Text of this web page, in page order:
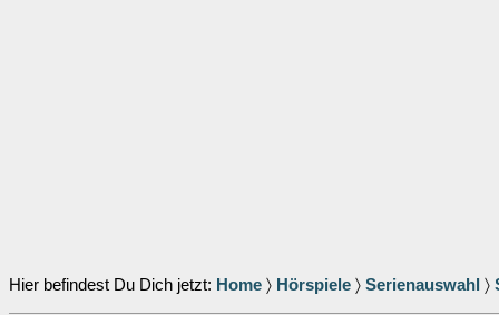
Hier befindest Du Dich jetzt: Home 〉 Hörspiele 〉 Serienauswahl 〉